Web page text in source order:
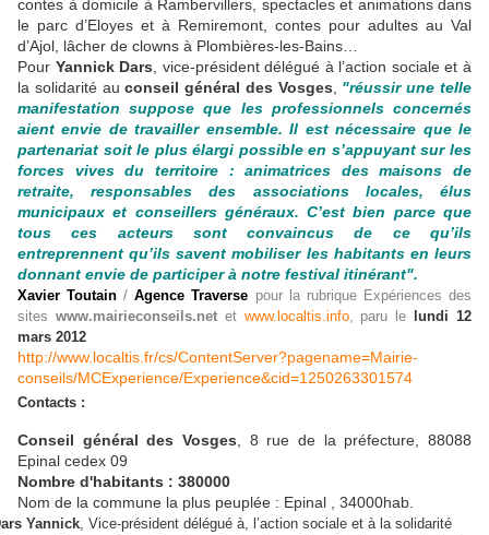
contes à domicile à Rambervillers, spectacles et animations dans
le parc d’Eloyes et à Remiremont, contes pour adultes au Val
d’Ajol, lâcher de clowns à Plombières-les-Bains…
Pour Yannick Dars , vice-président délégué à l’action sociale et à
la solidarité auconseil général des Vosges
"réussir une telle
manifestation suppose que les professionnels concernés
aient envie de travailler ensemble. Il est nécessaire que le
partenariat soit le plus élargi possible en s’appuyant sur les
forces vives du territoire : animatrices des maisons de
retraite, responsables des associations locales, élus
municipaux et conseillers généraux. C’est bien parce que
tous ces acteurs sont convaincus de ce qu’ils
entreprennent qu’ils savent mobiliser les habitants en leurs
donnant envie de participer à notre festival itinérant".
Xavier Toutain /Agence Traverse pour la rubrique Expériences des
sites www.mairieconseils.netet www.localtis.info, paru le
lundi 12
mars 2012
http://www.localtis.fr/cs/ContentServer?pagename=Mairie-
conseils/MCExperience/Experience&cid=1250263301574
Contacts :
Conseil général des Vosges, 8 rue de la préfecture, 88088
Epinal cedex 09
Nombre d'habitants : 380000
Nom de la commune la plus peuplée : Epinal , 34000hab.
Yannick, Vice-président délégué à, l’action sociale et à la solidarité